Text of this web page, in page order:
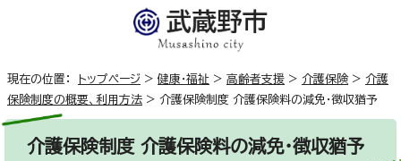
現在の位置： トップページ > 健康・福祉 > 高齢者支援 > 介護保険> 介護
保険制度の概要、利用方法 > 介護保険制度 介護保険料の減免・徴収猶予
介護保険制度 介護保険料の減免・徴収猶予